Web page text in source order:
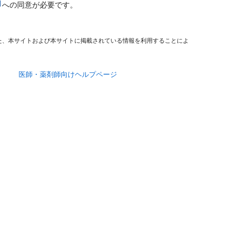
への同意が必要です。
本サイトおよび本サイトに掲載されている情報を利用することによ
医師・薬剤師向けヘルプページ